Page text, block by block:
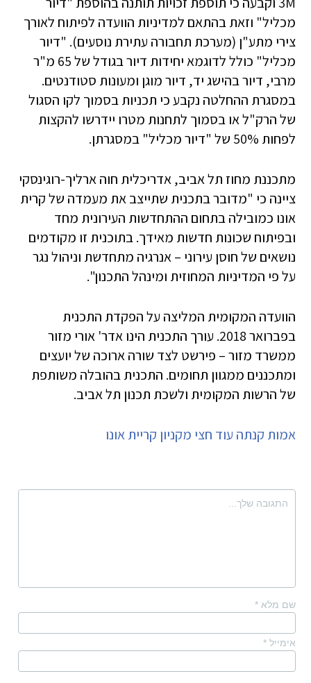
מכליל" וזאת בהתאם למדיניות הוועדה לפיתוח לאורך
צירי מתע"ן (מערכת תחבורה עתירת נוסעים). "דיור
מכליל" כולל לדוגמא יחידות דיור בגודל של 65 מ"ר
מרבי, דיור בהישג יד, דיור מוגן ומעונות סטודנטים.
במסגרת ההחלטה נקבע כי תכניות בסמוך לקו הסגול
של הרק"ל או בסמוך לתחנות מטרו יידרשו להקצות
לפחות 50% של "דיור מכליל" במסגרתן.
מתכננת מחוז תל אביב, אדריכלית חוה ארליך-רוגינסקי
ציינה כי "מדובר בתכנית שתייצב את מעמדה של קרית
אונו כמובילה בתחום ההתחדשות העירונית מחד
ובפיתוח שכונות חדשות מאידך. בתוכנית זו מקודמים
נושאים של חוסן עירוני – אנרגיה מתחדשת וניהול נגר
על פי המדיניות המחוזית ומינהל התכנון".
הוועדה המקומית המליצה על הפקדת התכנית
בפברואר 2018. עורך התכנית הינו אדר' אורי מזור
ממשרד מזור – פירשט לצד שורה ארוכה של יועצים
ומתכננים ממגוון תחומים. התכנית בהובלה משותפת
של הרשות המקומית ולשכת תכנון תל אביב.
אמות קנתה עוד חצי מקניון קריית אונו
שם מלא *
אימייל *